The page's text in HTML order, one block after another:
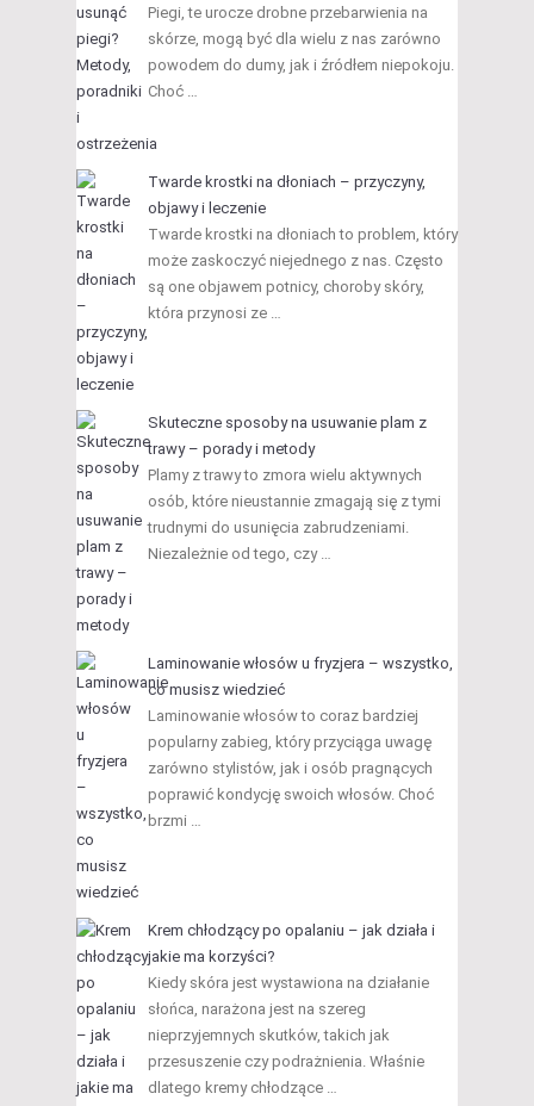
Piegi, te urocze drobne przebarwienia na
skórze, mogą być dla wielu z nas zarówno
powodem do dumy, jak i źródłem niepokoju.
Choć …
Twarde krostki na dłoniach – przyczyny,
objawy i leczenie
Twarde krostki na dłoniach to problem, który
może zaskoczyć niejednego z nas. Często
są one objawem potnicy, choroby skóry,
która przynosi ze …
Skuteczne sposoby na usuwanie plam z
trawy – porady i metody
Plamy z trawy to zmora wielu aktywnych
osób, które nieustannie zmagają się z tymi
trudnymi do usunięcia zabrudzeniami.
Niezależnie od tego, czy …
Laminowanie włosów u fryzjera – wszystko,
co musisz wiedzieć
Laminowanie włosów to coraz bardziej
popularny zabieg, który przyciąga uwagę
zarówno stylistów, jak i osób pragnących
poprawić kondycję swoich włosów. Choć
brzmi …
Krem chłodzący po opalaniu – jak działa i
jakie ma korzyści?
Kiedy skóra jest wystawiona na działanie
słońca, narażona jest na szereg
nieprzyjemnych skutków, takich jak
przesuszenie czy podrażnienia. Właśnie
dlatego kremy chłodzące …